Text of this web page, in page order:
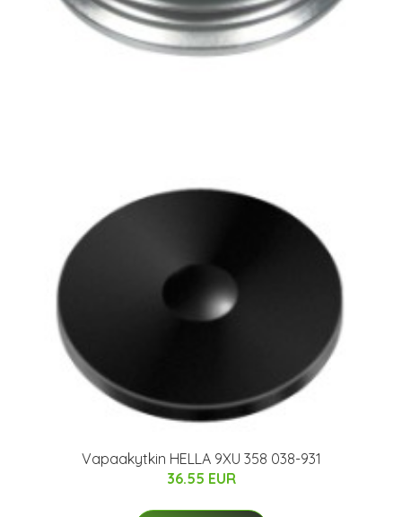
Vapaakytkin HELLA 9XU 358 038-931
36.55 EUR